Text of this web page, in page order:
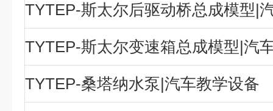
TYTEP-斯太尔后驱动桥总成模型|
TYTEP-斯太尔变速箱总成模型|汽
TYTEP-桑塔纳水泵|汽车教学设备